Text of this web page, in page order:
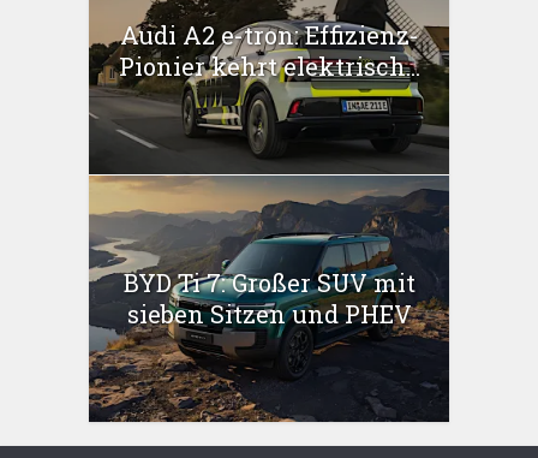
Audi A2 e-tron: Effizienz-
Pionier kehrt elektrisch...
BYD Ti 7: Großer SUV mit
sieben Sitzen und PHEV